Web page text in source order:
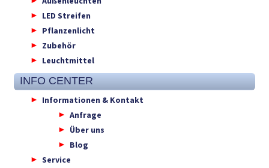
LED Streifen
Pflanzenlicht
Zubehör
Leuchtmittel
INFO CENTER
Informationen & Kontakt
Anfrage
Über uns
Blog
Service